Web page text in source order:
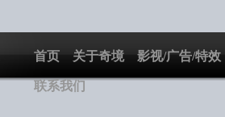
首页 关于奇境 影视/广告/特效
联系我们